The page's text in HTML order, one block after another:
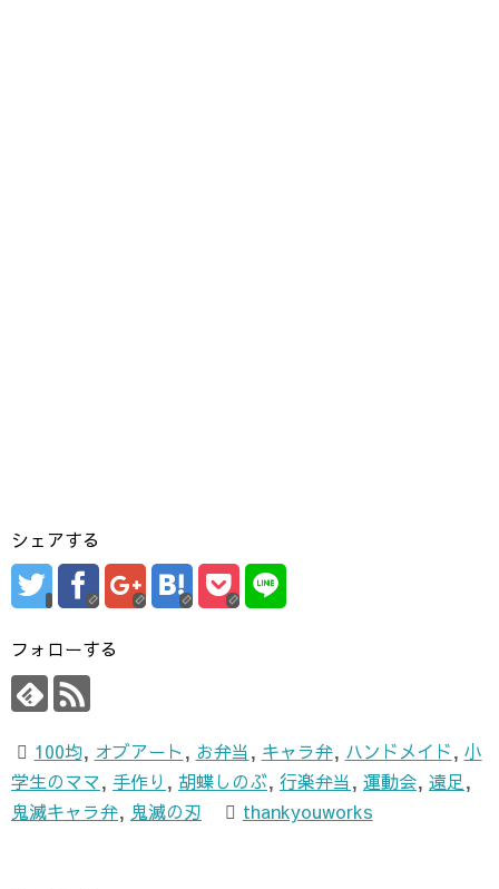
シェアする
フォローする
100均, オブアート , お弁当, キャラ弁, ハンドメイド, 小
学生のママ, 手作り , 胡蝶しのぶ, 行楽弁当, 運動会, 遠足 ,
鬼滅キャラ弁, 鬼滅の刃 thankyouworks